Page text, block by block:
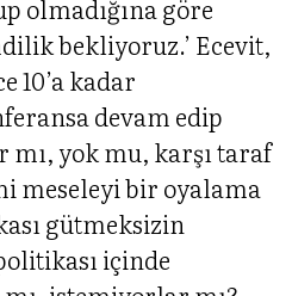
olmadığına göre
bekliyoruz.’ Ecevit,
10’a kadar
devam edip
mı, yok mu, karşı taraf
meseleyi bir oyalama
gütmeksizin
içinde